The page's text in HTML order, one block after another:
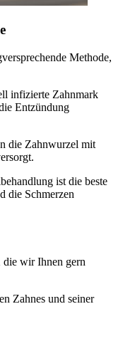
Methode,
infizierte Zahnmark
Entzündung
die Zahnwurzel mit
ist die beste
die Schmerzen
die wir Ihnen gern
Zahnes und seiner